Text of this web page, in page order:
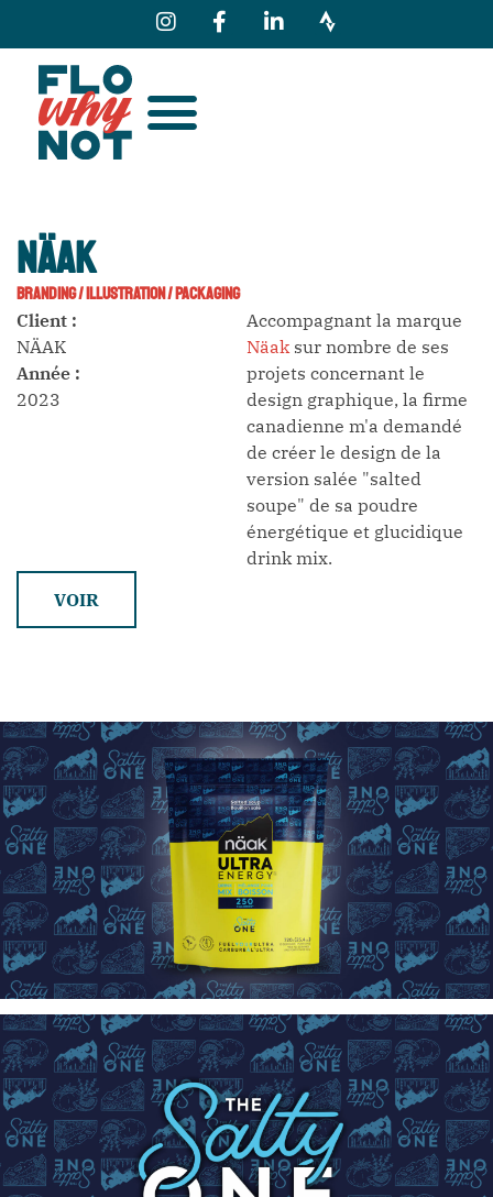
NÄAK
BRANDING/ILLUSTRATION/PACKAGING
Client :
NÄAK
Année :
2023
Accompagnant la marque
Näaksur nombre de ses
projets concernant le
design graphique, la firme
canadienne m'a demandé
de créer le design de la
version salée "salted
soupe" de sa poudre
énergétique et glucidique
drink mix.
VOIR